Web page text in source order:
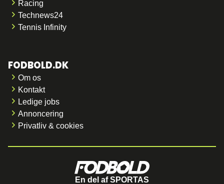
Racing
Technews24
Tennis Infinity
FODBOLD.DK
Om os
Kontakt
Ledige jobs
Annoncering
Privatliv & cookies
En del af SPORTAS